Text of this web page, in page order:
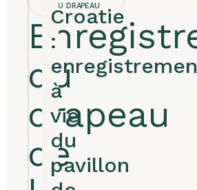
DU DRAPEAU
du
drapeau
de
Croatie
:
à
vie
du
pavillon